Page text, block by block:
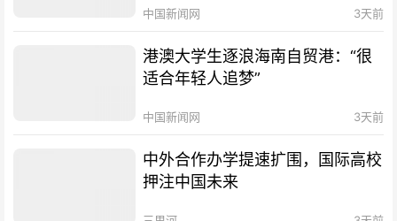
中国新闻网 3天前
港澳大学生逐浪海南自贸港：“很
适合年轻人追梦”
中国新闻网 3天前
中外合作办学提速扩围，国际高校
押注中国未来